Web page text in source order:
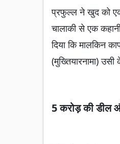
प्रफुल्ल ने खुद को
चालाकी से एक
दिया कि मालकिन
(मुख्तियारनामा)
5 करोड़ की डील